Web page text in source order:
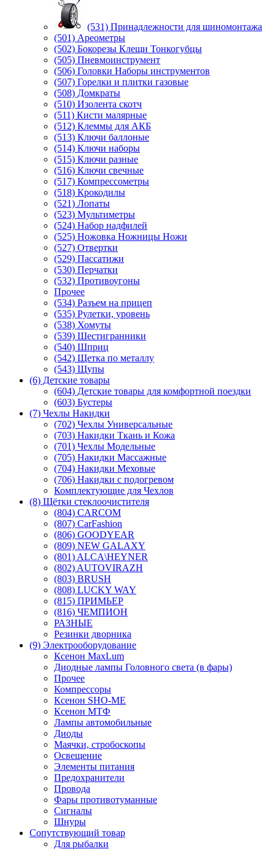
(531) Принадлежности для шиномонтажа
(501) Ареометры
(502) Бокорезы Клещи Тонкогубцы
(505) Пневмоинструмент
(506) Головки Наборы инструментов
(507) Горелки и плитки газовые
(508) Домкраты
(510) Изолента скотч
(511) Кисти малярные
(512) Клеммы для АКБ
(513) Ключи баллоные
(514) Ключи наборы
(515) Ключи разные
(516) Ключи свечные
(517) Компрессометры
(518) Крокодилы
(521) Лопаты
(523) Мультиметры
(524) Набор надфилей
(525) Ножовка Ножницы Ножи
(527) Отвертки
(529) Пассатижи
(530) Перчатки
(532) Противоугоны
Прочее
(534) Разъем на прицеп
(535) Рулетки, уровень
(538) Хомуты
(539) Шестигранники
(540) Шприц
(542) Щетка по металлу
(543) Щупы
(6) Детские товары
(604) Детские товары для комфортной поездки
(603) Бустеры
(7) Чехлы Накидки
(702) Чехлы Универсальные
(703) Накидки Ткань и Кожа
(701) Чехлы Модельные
(705) Накидки Массажные
(704) Накидки Меховые
(706) Накидки с подогревом
Комплектующие для Чехлов
(8) Щётки стеклоочистителя
(804) CARCOM
(807) CarFashion
(806) GOODYEAR
(809) NEW GALAXY
(801) ALCA\HEYNER
(802) AUTOVIRAZH
(803) BRUSH
(808) LUCKY WAY
(815) ПРИМЬЕР
(816) ЧЕМПИОН
РАЗНЫЕ
Резинки дворника
(9) Электрооборудование
Ксенон MaxLum
Диодные лампы Головного света (в фары)
Прочее
Компрессоры
Ксенон SHO-ME
Ксенон МТФ
Лампы автомобильные
Диоды
Маячки, стробоскопы
Освещение
Элементы питания
Предохранители
Провода
Фары противотуманные
Сигналы
Шнуры
Сопутствующий товар
Для рыбалки